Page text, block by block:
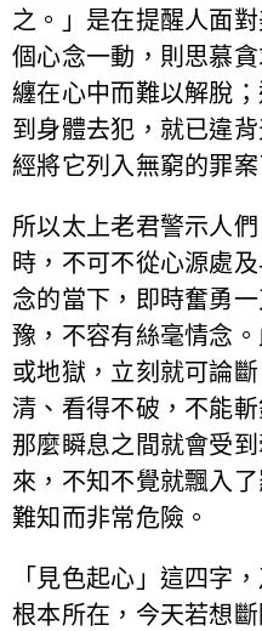
之。」是在提醒人面
個心念一動，則思慕
纏在心中而難以解脫
到身體去犯，就已違
經將它列入無窮的罪案
所以太上老君警示人
時，不可不從心源處
念的當下，即時奮勇
豫，不容有絲毫情念
或地獄，立刻就可論
清、看得不破，不能
那麼瞬息之間就會受
來，不知不覺就飄入
難知而非常危險。
「見色起心」這四字
根本所在，今天若想